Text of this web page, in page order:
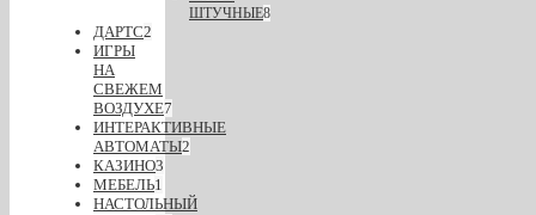
ШТУЧНЫЕ8
ДАРТС2
ИГРЫ
НА
СВЕЖЕМ
ВОЗДУХЕ7
ИНТЕРАКТИВНЫЕ
АВТОМАТЫ2
КАЗИНО3
МЕБЕЛЬ1
НАСТОЛЬНЫЙ